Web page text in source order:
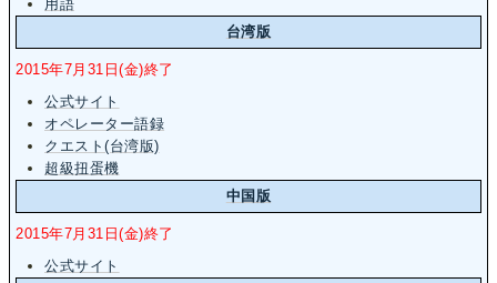
用語
台湾版
2015年7月31日(金)終了
公式サイト
オペレーター語録
クエスト(台湾版)
超級扭蛋機
中国版
2015年7月31日(金)終了
公式サイト